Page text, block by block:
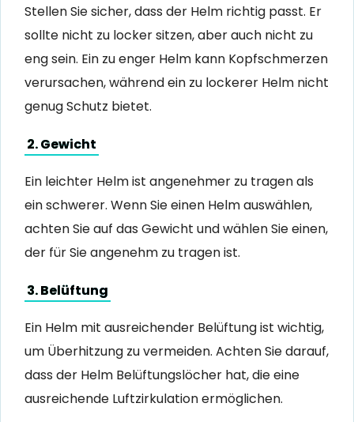
Stellen Sie sicher, dass der Helm richtig passt. Er
sollte nicht zu locker sitzen, aber auch nicht zu
eng sein. Ein zu enger Helm kann Kopfschmerzen
verursachen, während ein zu lockerer Helm nicht
genug Schutz bietet.
2. Gewicht
Ein leichter Helm ist angenehmer zu tragen als
ein schwerer. Wenn Sie einen Helm auswählen,
achten Sie auf das Gewicht und wählen Sie einen,
der für Sie angenehm zu tragen ist.
3. Belüftung
Ein Helm mit ausreichender Belüftung ist wichtig,
um Überhitzung zu vermeiden. Achten Sie darauf,
dass der Helm Belüftungslöcher hat, die eine
ausreichende Luftzirkulation ermöglichen.